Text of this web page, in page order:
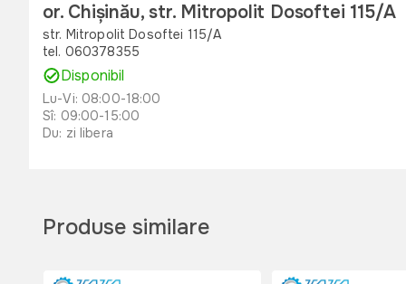
or. Chișinău, str. Mitropolit Dosoftei 115/A
str. Mitropolit Dosoftei 115/A
tel. 060378355
Disponibil
Lu-Vi: 08:00-18:00
Sî: 09:00-15:00
Du: zi libera
Nu e disponibil
Sî: 08:00-17:00
Produse similare